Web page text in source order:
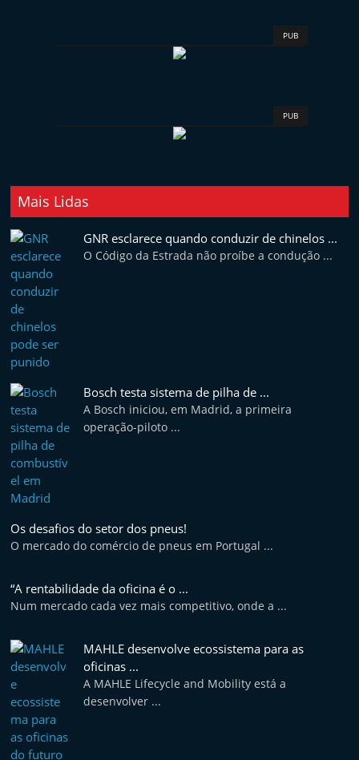
ó
e
l
t
u
g
PUB
PUB
Mais Lidas
GNR esclarece quando conduzir de chinelos ...
O Código da Estrada não proíbe a condução ...
Bosch testa sistema de pilha de ...
A Bosch iniciou, em Madrid, a primeira
operação-piloto ...
Os desafios do setor dos pneus!
O mercado do comércio de pneus em Portugal ...
“A rentabilidade da oficina é o ...
Num mercado cada vez mais competitivo, onde a ...
MAHLE desenvolve ecossistema para as
oficinas ...
A MAHLE Lifecycle and Mobility está a
desenvolver ...